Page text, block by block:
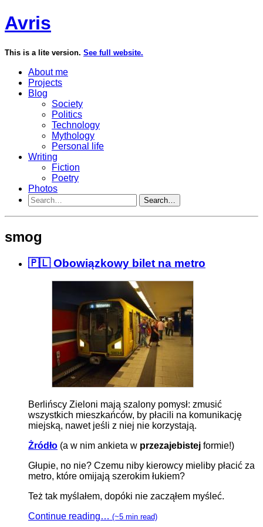
Avris
This is a lite version. See full website.
About me
Projects
Blog
Society
Politics
Technology
Mythology
Personal life
Writing
Fiction
Poetry
Photos
Search…
smog
🇵🇱 Obowiązkowy bilet na metro
Berlińscy Zieloni mają szalony pomysł: zmusić
wszystkich mieszkańców, by płacili na komunikację
miejską, nawet jeśli z niej nie korzystają.
Żródło (a w nim ankieta w przezajebistej formie!)
Głupie, no nie? Czemu niby kierowcy mieliby płacić za
metro, które omijają szerokim łukiem?
Też tak myślałem, dopóki nie zacząłem myśleć.
Continue reading… (~5 min read)